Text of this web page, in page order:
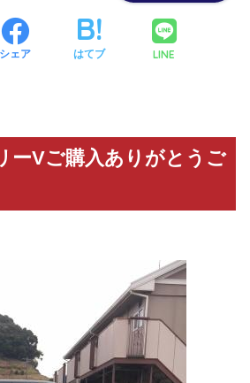
シェア はてブ LINE
ーVご購入ありがとうご